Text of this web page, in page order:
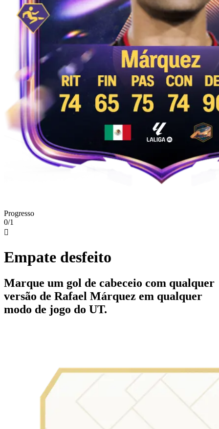
Progresso
0/1

Empate desfeito
Marque um gol de cabeceio com qualquer
versão de Rafael Márquez em qualquer
modo de jogo do UT.